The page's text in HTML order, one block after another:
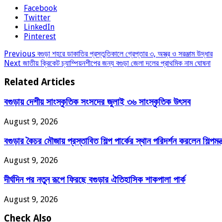
Facebook
Twitter
LinkedIn
Pinterest
Previous বগুড়া শহরে ডাকাতির প্রস্তুতিকালে গ্রেপ্তার ৩, অস্ত্র ও সরঞ্জাম উদ্ধার
Next জাতীয় ক্রিকেট চ্যাম্পিয়নশীপের জন্য বগুড়া জেলা দলের প্রাথমিক নাম ঘোষনা
Related Articles
বগুড়ায় দেশীয় সাংস্কৃতিক সংসদের জুলাই ৩৬ সাংস্কৃতিক উৎসব
August 9, 2026
বগুড়ার কৈচর মৌজায় প্রস্তাবিত শিল্প পার্কের স্থান পরিদর্শন করলেন
August 9, 2026
দীর্ঘদিন পর নতুন রূপে ফিরছে বগুড়ার ঐতিহাসিক শাকপালা পার্ক
August 9, 2026
Check Also